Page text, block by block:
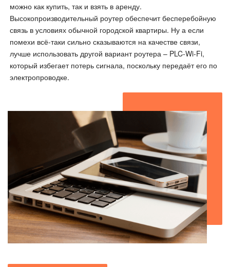
можно как купить, так и взять в аренду.
Высокопроизводительный роутер обеспечит бесперебойную
связь в условиях обычной городской квартиры. Ну а если
помехи всё-таки сильно сказываются на качестве связи,
лучше использовать другой вариант роутера – PLC-Wi-Fi,
который избегает потерь сигнала, поскольку передаёт его по
электропроводке.